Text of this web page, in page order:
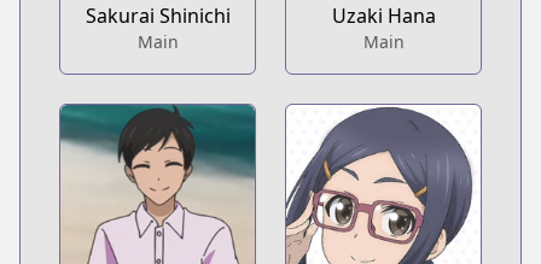
Sakurai Shinichi
Main
Uzaki Hana
Main